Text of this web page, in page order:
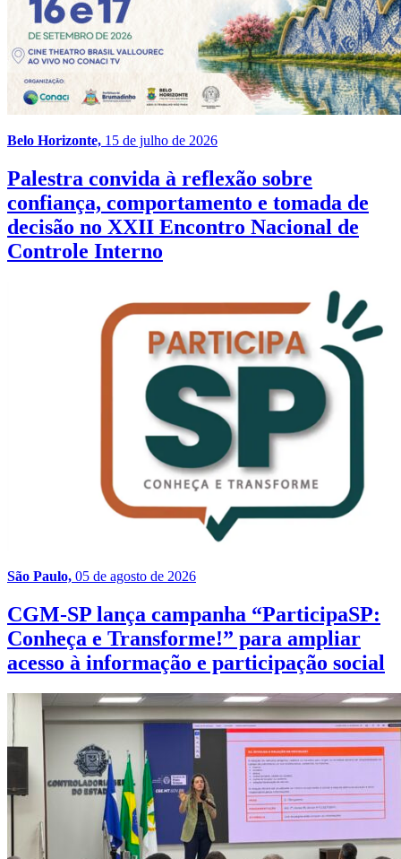
Belo Horizonte, 15 de julho de 2026
Palestra convida à reflexão sobre
confiança, comportamento e tomada de
decisão no XXII Encontro Nacional de
Controle Interno
São Paulo, 05 de agosto de 2026
CGM-SP lança campanha “ParticipaSP:
Conheça e Transforme!” para ampliar
acesso à informação e participação social